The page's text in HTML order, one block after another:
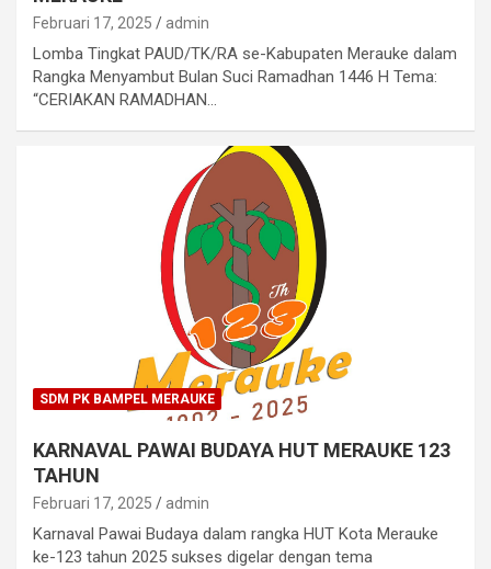
Februari 17, 2025 admin
Lomba Tingkat PAUD/TK/RA se-Kabupaten Merauke dalam
Rangka Menyambut Bulan Suci Ramadhan 1446 H Tema:
“CERIAKAN RAMADHAN…
SDM PK BAMPEL MERAUKE
KARNAVAL PAWAI BUDAYA HUT MERAUKE 123
TAHUN
Februari 17, 2025 admin
Karnaval Pawai Budaya dalam rangka HUT Kota Merauke
ke-123 tahun 2025 sukses digelar dengan tema